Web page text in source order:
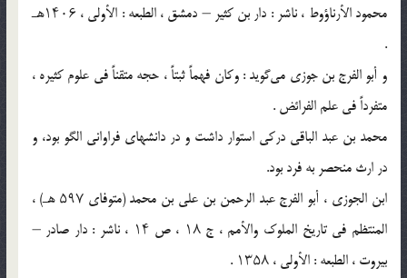
محمود الأرناؤوط ، ناشر : دار بن کثیر – دمشق ، الطبعه : الأولی ، ۱۴۰۶هـ
.
و أبو الفرج بن جوزی می‌گوید‌ : وکان فهماً ثبتاً ، حجه متقناً فی علوم کثیره ،
متفرداً فی علم الفرائض .
محمد بن عبد الباقی درکی استوار داشت و در دانشهای فراوانی الگو بود، و
در ارث منحصر به فرد بود.
ابن الجوزی ، أبو الفرج عبد الرحمن بن علی بن محمد (متوفای ۵۹۷ هـ) ،
المنتظم فی تاریخ الملوک والأمم ، ج ۱۸ ، ص ۱۴ ، ناشر : دار صادر –
بیروت ، الطبعه : الأولى ، ۱۳۵۸ .